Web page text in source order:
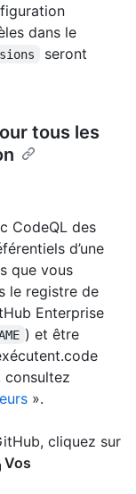
dans le
seront
tous les
CodeQL des
d’une
que vous
le registre de
Enterprise
) et être
consultez
».
cliquez sur
Vos